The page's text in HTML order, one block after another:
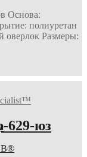
Основа:
полиуретан
оверлок Размеры:
юз